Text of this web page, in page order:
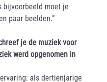
bijvoorbeeld moet je
paar beelden.”
je de muziek voor
werd opgenomen in
als dertienjarige